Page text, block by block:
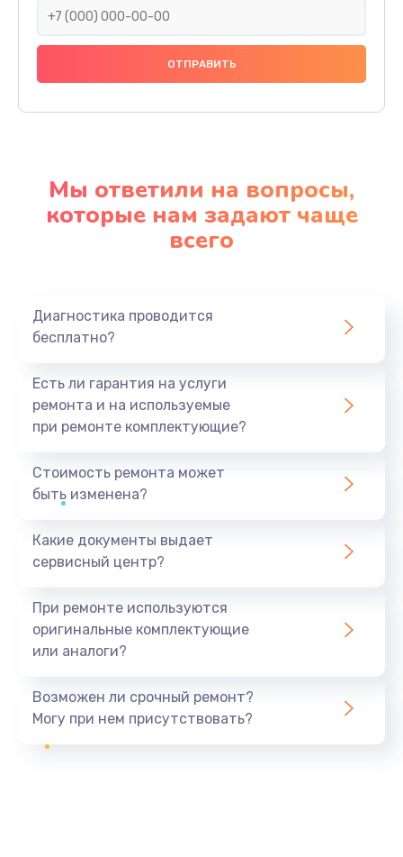
Мы ответили на вопросы,
которые нам задают чаще
всего
Диагностика проводится
бесплатно?
Есть ли гарантия на услуги
ремонта и на используемые
при ремонте комплектующие?
Стоимость ремонта может
быть изменена?
Какие документы выдает
сервисный центр?
При ремонте используются
оригинальные комплектующие
или аналоги?
Возможен ли срочный ремонт?
Могу при нем присутствовать?